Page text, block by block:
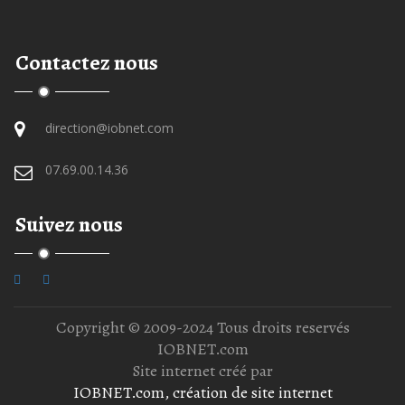
Contactez nous
direction@iobnet.com
07.69.00.14.36
Suivez nous
Copyright © 2009-2024 Tous droits reservés
IOBNET.com
Site internet créé par
IOBNET.com, création de site internet